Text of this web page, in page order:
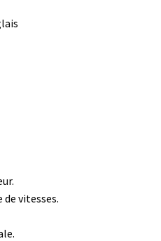
de vitesses.